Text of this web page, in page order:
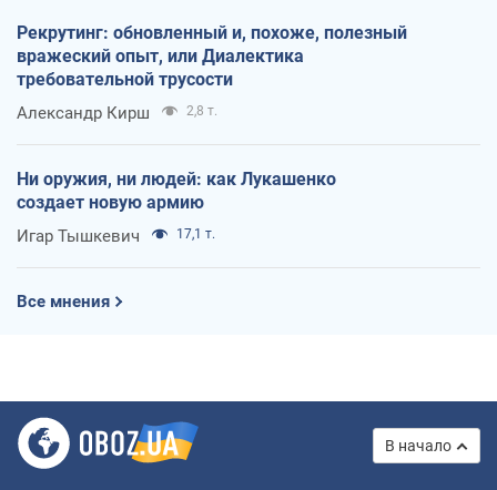
Рекрутинг: обновленный и, похоже, полезный
вражеский опыт, или Диалектика
требовательной трусости
Александр Кирш 2,8 т.
Ни оружия, ни людей: как Лукашенко
создает новую армию
Игар Тышкевич 17,1 т.
Все мнения
В начало